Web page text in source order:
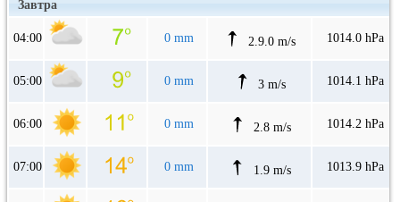
Завтра
04:00 0 mm 2.9.0 m/s 1014.0 hPa
05:00 0 mm 3 m/s 1014.1 hPa
06:00 0 mm 2.8 m/s 1014.2 hPa
07:00 0 mm 1.9 m/s 1013.9 hPa